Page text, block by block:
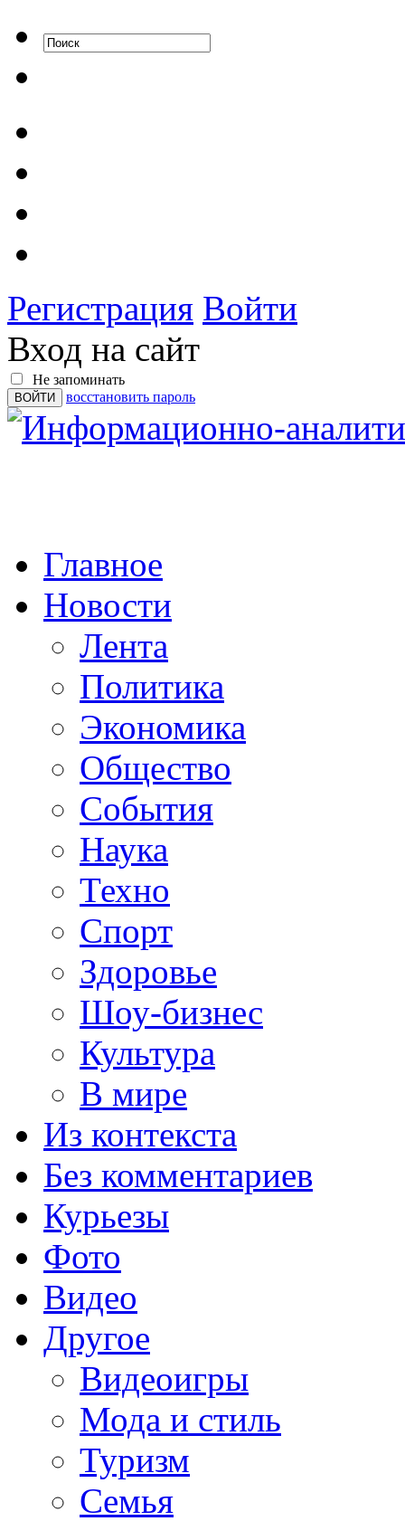
Регистрация Войти
Вход на сайт
Не запоминать
восстановить пароль
Главное
Новости
Лента
Политика
Экономика
Общество
События
Наука
Техно
Спорт
Здоровье
Шоу-бизнес
Культура
В мире
Из контекста
Без комментариев
Курьезы
Фото
Видео
Другое
Видеоигры
Мода и стиль
Туризм
Семья